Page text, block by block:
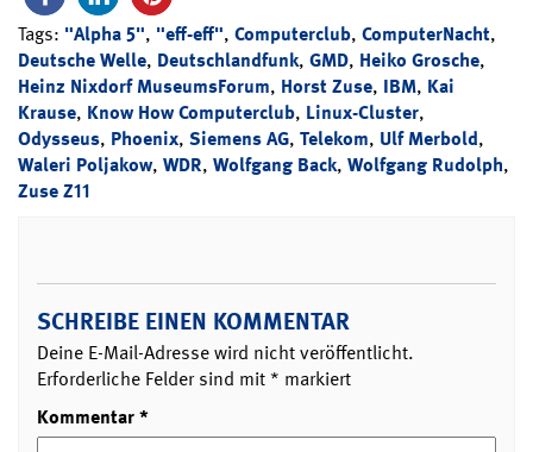
Tags: "Alpha 5", "eff-eff", Computerclub, ComputerNacht,
Deutsche Welle, Deutschlandfunk, GMD, Heiko Grosche,
Heinz Nixdorf MuseumsForum, Horst Zuse, IBM, Kai
Krause, Know How Computerclub, Linux-Cluster,
Odysseus, Phoenix, Siemens AG, Telekom, Ulf Merbold,
Waleri Poljakow, WDR, Wolfgang Back, Wolfgang Rudolph,
Zuse Z11
SCHREIBE EINEN KOMMENTAR
Deine E-Mail-Adresse wird nicht veröffentlicht.
Erforderliche Felder sind mit * markiert
Kommentar*